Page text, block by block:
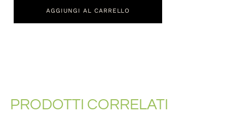
AGGIUNGI AL CARRELLO
PRODOTTI CORRELATI